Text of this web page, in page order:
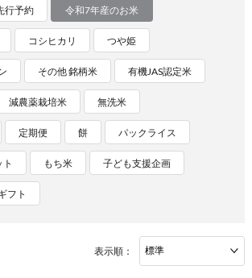
行予約 令和7年産のお米
コシヒカリ つや姫
その他 銘柄米 有機JAS認定米
減農薬栽培米 無洗米
定期便 餅 パックライス
もち米 子ども支援企画
フト
表示順：